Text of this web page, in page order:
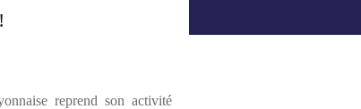
reprend son activité